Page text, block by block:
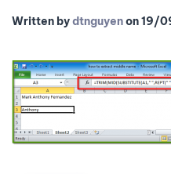
Written bydtnguyenon19/